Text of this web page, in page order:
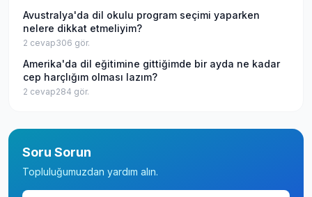
Avustralya'da dil okulu program seçimi yaparken
nelere dikkat etmeliyim?
2 cevap306 gör.
Amerika'da dil eğitimine gittiğimde bir ayda ne kadar
cep harçlığım olması lazım?
2 cevap284 gör.
Soru Sorun
Topluluğumuzdan yardım alın.